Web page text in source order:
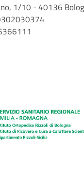
1/10 - 40136